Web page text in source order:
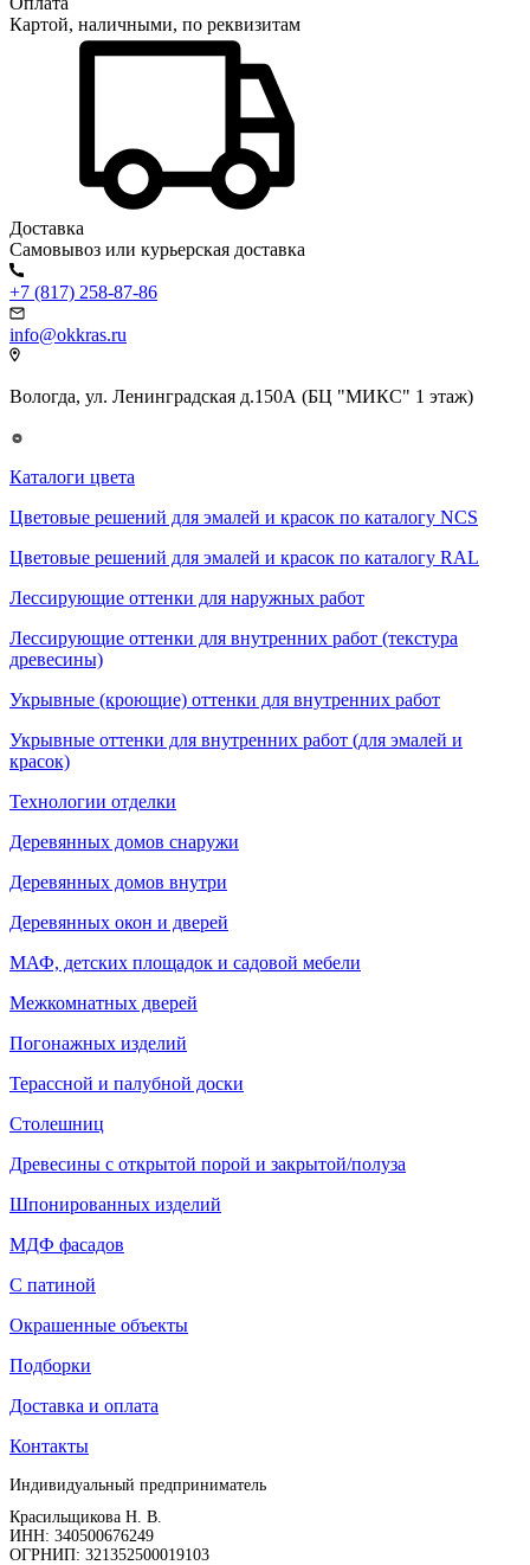
Картой, наличными, по реквизитам
Доставка
Самовывоз или курьерская доставка
+7 (817) 258-87-86
info@okkras.ru
Вологда, ул. Ленинградская д.150А (БЦ "МИКС" 1 этаж)
Каталоги цвета
Цветовые решений для эмалей и красок по каталогу NCS
Цветовые решений для эмалей и красок по каталогу RAL
Лессирующие оттенки для наружных работ
Лессирующие оттенки для внутренних работ (текстура
древесины)
Укрывные (кроющие) оттенки для внутренних работ
Укрывные оттенки для внутренних работ (для эмалей и
красок)
Технологии отделки
Деревянных домов снаружи
Деревянных домов внутри
Деревянных окон и дверей
МАФ, детских площадок и садовой мебели
Межкомнатных дверей
Погонажных изделий
Терассной и палубной доски
Столешниц
Древесины с открытой порой и закрытой/полуза
Шпонированных изделий
МДФ фасадов
С патиной
Окрашенные объекты
Подборки
Доставка и оплата
Контакты
Индивидуальный предприниматель
Красильщикова Н. В.
ИНН: 340500676249
ОГРНИП: 321352500019103